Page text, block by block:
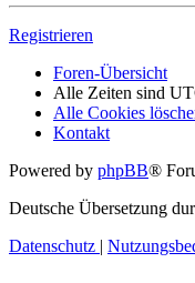
Registrieren
Foren-Übersicht
Alle Zeiten sind
Alle Cookies
Kontakt
Powered by phpBB®
Deutsche Übersetzung
Datenschutz |